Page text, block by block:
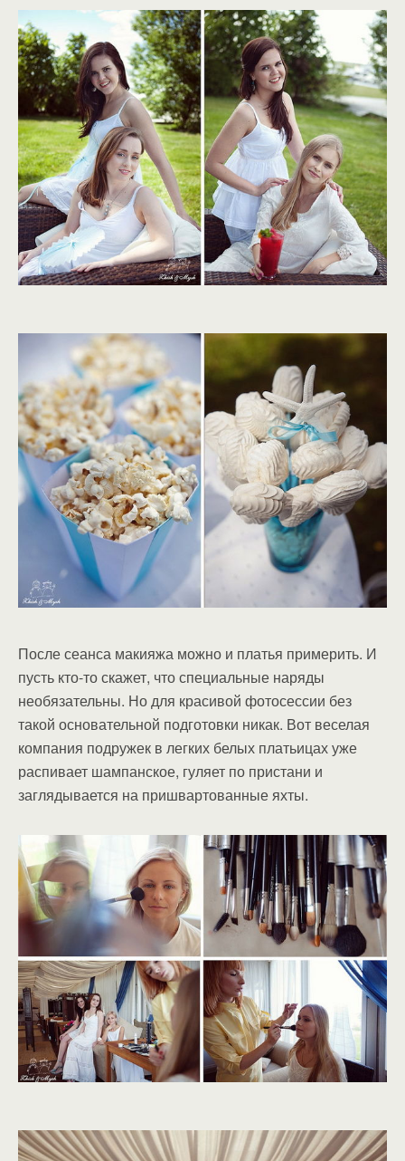
После сеанса макияжа можно и платья примерить. И
пусть кто-то скажет, что специальные наряды
необязательны. Но для красивой фотосессии без
такой основательной подготовки никак. Вот веселая
компания подружек в легких белых платьицах уже
распивает шампанское, гуляет по пристани и
заглядывается на пришвартованные яхты.